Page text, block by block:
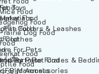
Food
Food
Dog Food
Food
Food
Food
Food
Tortoise Food
Toys
Collars & Leashes
Clothes
For Pets
เลี้ยง – Pet Crates &
Bird Accessories
By Pet
For Mammals